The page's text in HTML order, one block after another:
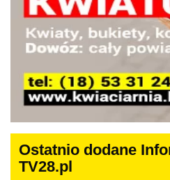
Ostatnio dodane
TV28.pl